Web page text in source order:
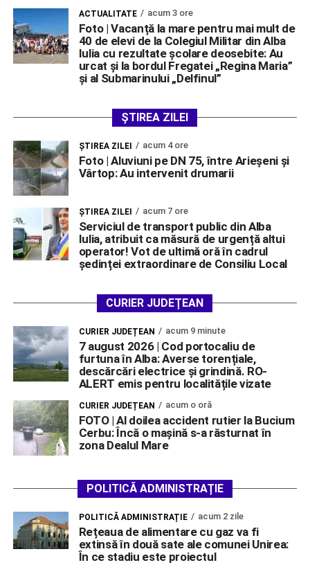
ACTUALITATE acum 3 ore
Foto | Vacanță la mare pentru mai mult de
40 de elevi de la Colegiul Militar din Alba
Iulia cu rezultate școlare deosebite: Au
urcat și la bordul Fregatei „Regina Maria”
și al Submarinului „Delfinul”
ȘTIREA ZILEI
ŞTIREA ZILEI acum 4 ore
Foto | Aluviuni pe DN 75, între Arieșeni și
Vârtop: Au intervenit drumarii
ŞTIREA ZILEI acum 7 ore
Serviciul de transport public din Alba
Iulia, atribuit ca măsură de urgență altui
operator! Vot de ultimă oră în cadrul
ședinței extraordinare de Consiliu Local
CURIER JUDEȚEAN
CURIER JUDEȚEAN acum 9 minute
7 august 2026 | Cod portocaliu de
furtuna în Alba: Averse torențiale,
descărcări electrice și grindină. RO-
ALERT emis pentru localitățile vizate
CURIER JUDEȚEAN acum o oră
FOTO | Al doilea accident rutier la Bucium
Cerbu: Încă o mașină s-a răsturnat în
zona Dealul Mare
POLITICĂ ADMINISTRAȚIE
POLITICĂ ADMINISTRAȚIE acum 2 zile
Rețeaua de alimentare cu gaz va fi
extinsă în două sate ale comunei Unirea:
În ce stadiu este proiectul